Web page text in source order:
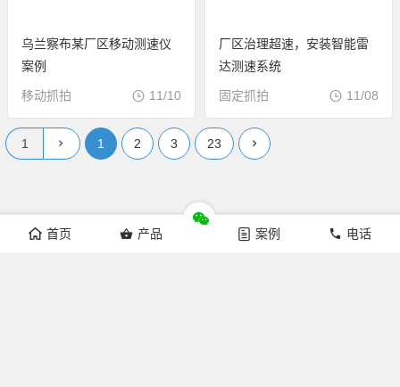
乌兰察布某厂区移动测速仪
案例
移动抓拍 11/10
厂区治理超速，安装智能雷
达测速系统
固定抓拍 11/08
1 2 3 23
首页 产品 案例 电话